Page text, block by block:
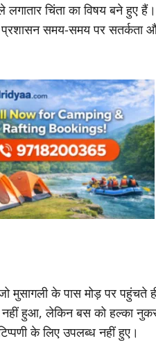
लगातार चिंता का विषय बने
प्रशासन समय-समय पर सतर्कता
मुसागली के पास मोड़ पर
हुआ, लेकिन बस को हल्का
के लिए उपलब्ध नहीं हुए।